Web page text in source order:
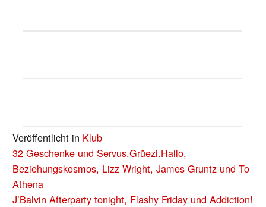
Veröffentlicht in Klub
BEITRAGS-
NAVIGATION
32 Geschenke und Servus.Grüezi.Hallo,
Beziehungskosmos, Lizz Wright, James Gruntz und To
Athena
J’Balvin Afterparty tonight, Flashy Friday und Addiction!